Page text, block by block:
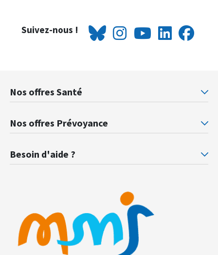
Suivez-nous !
Nos offres Santé
Mutuelle santé Retraités justice
Nos offres Prévoyance
Besoin d'aide ?